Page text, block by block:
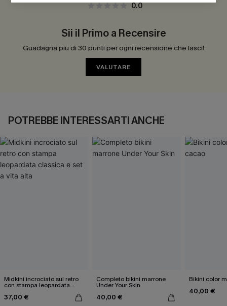
0.0
Sii il Primo a Recensire
Guadagna più di 30 punti per ogni recensione che lasci!
VALUTARE
POTREBBE INTERESSARTI ANCHE
Midkini incrociato sul retro
con stampa leopardata
37,00 €
Completo bikini marrone
Under Your Skin
40,00 €
Bikini color
40,00 €